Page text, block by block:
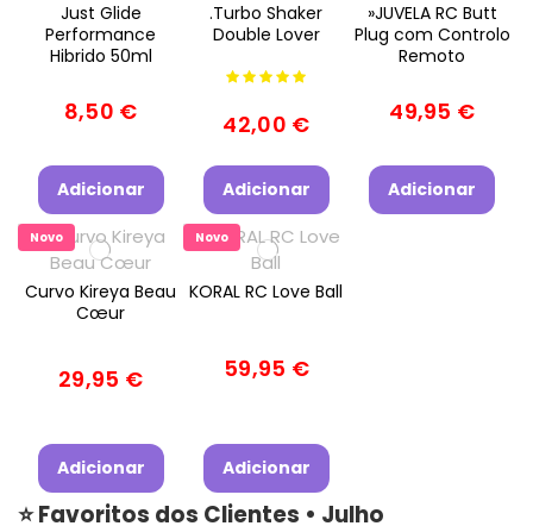
Just Glide
Performance
Hibrido 50ml
8,50 €
Adicionar
.Turbo Shaker
Double Lover
42,00 €
Adicionar
»JUVELA RC Butt
Plug com Controlo
Remoto
49,95 €
Adicionar
Novo
Curvo Kireya Beau
Cœur
29,95 €
Adicionar
Novo
KORAL RC Love Ball
59,95 €
Adicionar
⭐ Favoritos dos Clientes • Julho